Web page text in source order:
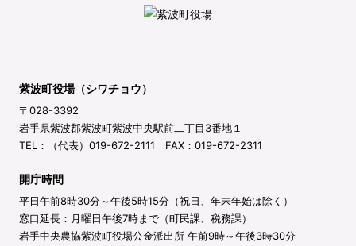
紫波町役場（シワチョウ）
〒028-3392
岩手県紫波郡紫波町紫波中央駅前二丁目3番地１
TEL：（代表）019-672-2111 FAX：019-672-2311
開庁時間
平日午前8時30分～午後5時15分（祝日、年末年始は除く）
窓口延長：月曜日午後7時まで（町民課、税務課）
岩手中央農協紫波町役場公金派出所 午前9時～午後3時30分